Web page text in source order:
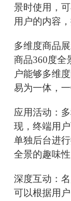
景时使用，
用户的内容
多维度商品
商品360度全
户能够多维
易为一体，
应用活动：
现，终端用
单独后台进
全景的趣味
深度互动：
可以根据用